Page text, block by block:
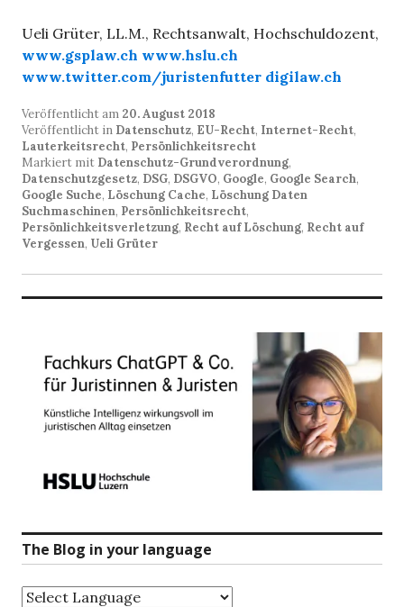
Ueli Grüter, LL.M., Rechtsanwalt, Hochschuldozent,
www.gsplaw.ch www.hslu.ch
www.twitter.com/juristenfutter digilaw.ch
Veröffentlicht am 20. August 2018
Veröffentlicht in Datenschutz, EU-Recht, Internet-Recht,
Lauterkeitsrecht, Persönlichkeitsrecht
Markiert mit Datenschutz-Grundverordnung,
Datenschutzgesetz, DSG, DSGVO, Google, Google Search,
Google Suche, Löschung Cache, Löschung Daten
Suchmaschinen, Persönlichkeitsrecht,
Persönlichkeitsverletzung, Recht auf Löschung, Recht auf
Vergessen, Ueli Grüter
The Blog in your language